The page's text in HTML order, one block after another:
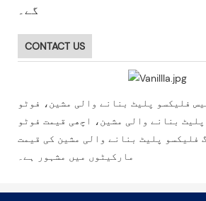
گے۔
CONTACT US
فلیکسو پلیٹ بنانے والی مشین، فوٹو
بنانے والی مشین، اچھی قیمت فوٹو
فلیکسو پلیٹ بنانے والی مشین کی قیمت
مارکیٹوں میں مشہور ہے۔